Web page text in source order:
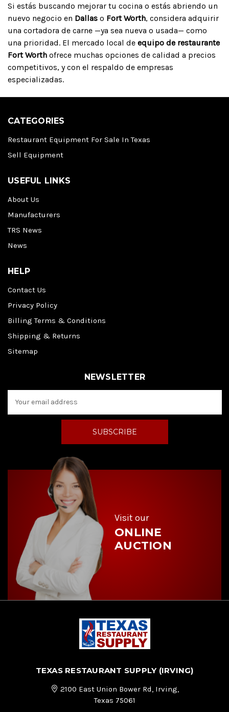
Si estás buscando mejorar tu cocina o estás abriendo un
nuevo negocio en Dallas o Fort Worth, considera adquirir
una cortadora de carne —ya sea nueva o usada— como
una prioridad. El mercado local de equipo de restaurante
Fort Worth ofrece muchas opciones de calidad a precios
competitivos, y con el respaldo de empresas
especializadas.
CATEGORIES
Restaurant Equipment For Sale In Texas
Sell Equipment
USEFUL LINKS
About Us
Manufacturers
TRS News
News
HELP
Contact Us
Privacy Policy
Billing Terms & Conditions
Shipping & Returns
Sitemap
NEWSLETTER
a
d
Visit our
ONLINE
AUCTION
TEXAS RESTAURANT SUPPLY (IRVING)
2100 East Union Bower Rd, Irving,
Texas 75061